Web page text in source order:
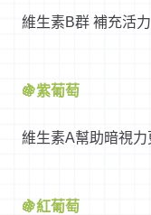
維生素B群 補充活力
🍇紫葡萄
維生素A幫助暗視
🍇紅葡萄